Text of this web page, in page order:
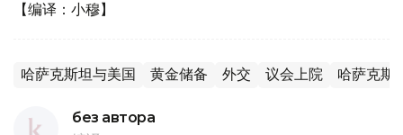
【编译：小穆】
哈萨克斯坦与美国 黄金储备 外交 议会上院 哈萨克斯
без автора